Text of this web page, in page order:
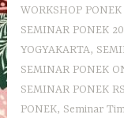
WORKSHOP
SEMINAR PONEK
YOGYAKARTA,
SEMINAR PONEK
SEMINAR PONEK
PONEK, Seminar